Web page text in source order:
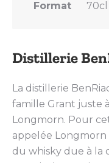
Distillerie
La distillerie
famille Grant juste
Longmorn. Pour
appelée Longmorn
du whisky due à la
Format 70cl